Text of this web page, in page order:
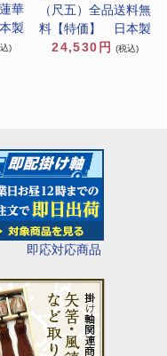
即応対応商品
華
製
)
（尺五）全品送料無
料【特価】 日本製
24,530円
(税込)